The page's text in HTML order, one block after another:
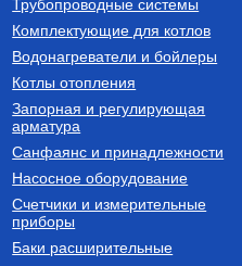
Купить
Трубопроводные системы
Комплектующие для котлов
Водонагреватели и бойлеры
Котлы отопления
Запорная и регулирующая
арматура
Санфаянс и принадлежности
Насосное оборудование
Счетчики и измерительные
приборы
Баки расширительные